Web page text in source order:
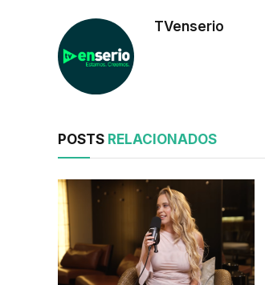
TVenserio
POSTS RELACIONADOS